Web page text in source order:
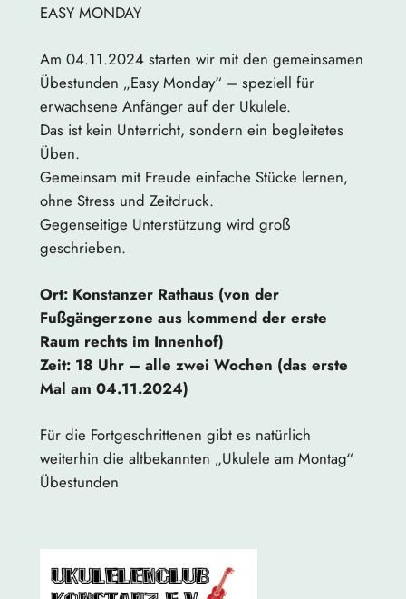
EASY MONDAY
Am 04.11.2024 starten wir mit den gemeinsamen
Übestunden „Easy Monday“ – speziell für
erwachsene Anfänger auf der Ukulele.
Das ist kein Unterricht, sondern ein begleitetes
Üben.
Gemeinsam mit Freude einfache Stücke lernen,
ohne Stress und Zeitdruck.
Gegenseitige Unterstützung wird groß
geschrieben.
Ort: Konstanzer Rathaus (von der
Fußgängerzone aus kommend der erste
Raum rechts im Innenhof)
Zeit: 18 Uhr – alle zwei Wochen (das erste
Mal am 04.11.2024)
Für die Fortgeschrittenen gibt es natürlich
weiterhin die altbekannten „Ukulele am Montag“
Übestunden